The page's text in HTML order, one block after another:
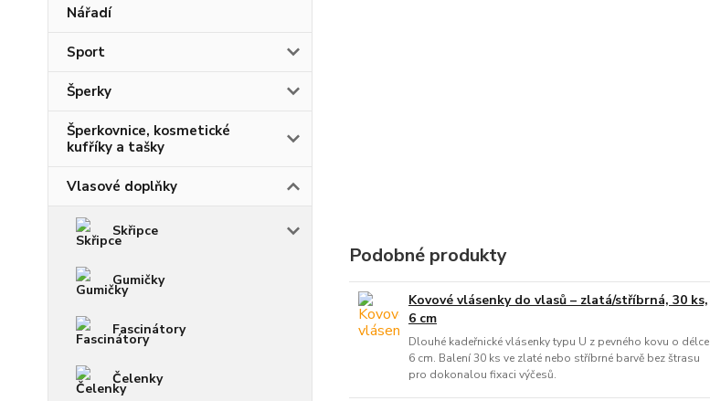
Nářadí
Sport
Šperky
Šperkovnice, kosmetické
kufříky a tašky
Vlasové doplňky
Skřipce
Gumičky
Fascinátory
Čelenky
Podobné produkty
Kovové vlásenky do vlasů – zlatá/stříbrná, 30 ks,
6 cm
Dlouhé kadeřnické vlásenky typu U z pevného kovu o délce
6 cm. Balení 30 ks ve zlaté nebo stříbrné barvě bez štrasu
pro dokonalou fixaci výčesů.